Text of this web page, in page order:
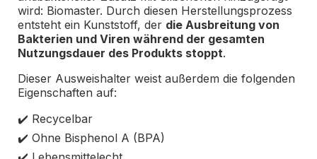
wird: Biomaster. Durch diesen Herstellungsprozess
entsteht ein Kunststoff, der die Ausbreitung von
Bakterien und Viren während der gesamten
Nutzungsdauer des Produkts stoppt.
Dieser Ausweishalter weist außerdem die folgenden
Eigenschaften auf:
✔️ Recycelbar
✔️ Ohne Bisphenol A (BPA)